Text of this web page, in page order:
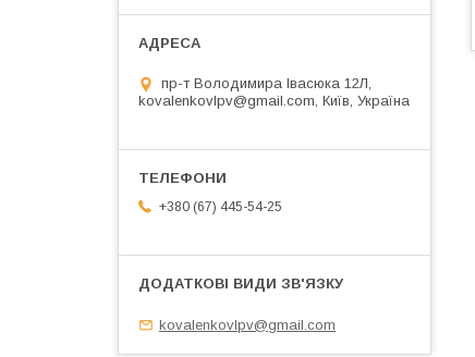
пр-т Володимира Івасюка 12Л,
kovalenkovlpv@gmail.com, Київ, Україна
+380 (67) 445-54-25
kovalenkovlpv@gmail.com